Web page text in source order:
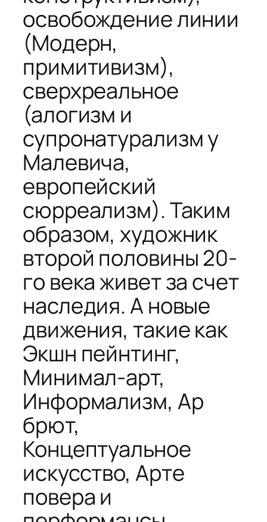
освобождение линии
(Модерн,
примитивизм),
сверхреальное
(алогизм и
супронатурализм у
Малевича,
европейский
сюрреализм). Таким
образом, художник
второй половины 20-
го века живет за счет
наследия. А новые
движения, такие как
Экшн пейнтинг,
Минимал-арт,
Информализм, Ар
брют,
Концептуальное
искусство, Арте
повера и